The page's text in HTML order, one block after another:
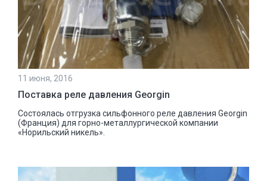
11 июня, 2016
Поставка реле давления Georgin
Состоялась отгрузка сильфонного реле давления Georgin
(Франция) для горно-металлургической компании
«Норильский никель».